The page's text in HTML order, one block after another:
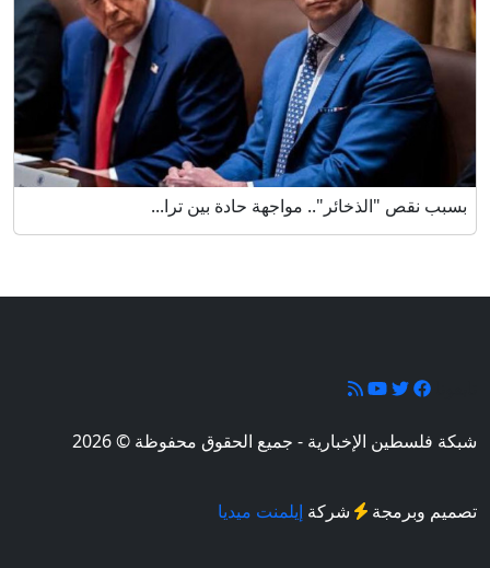
بسبب نقص "الذخائر".. مواجهة حادة بين ترا...
شبكة فلسطين الإخبارية - جميع الحقوق محفوظة © 2026
تصميم وبرمجة شركة إيلمنت ميديا